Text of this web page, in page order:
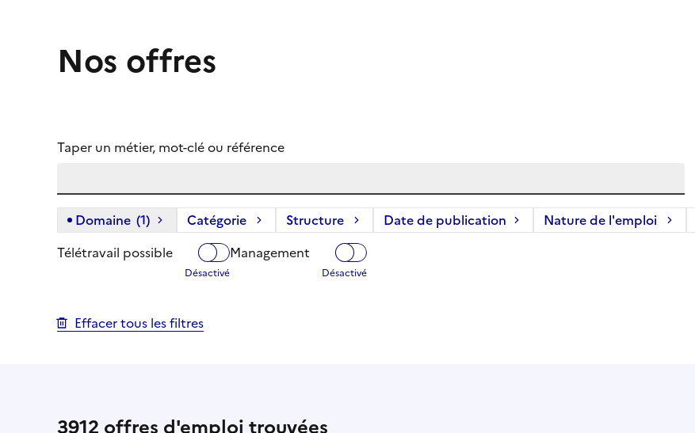
Nos offres
Taper un métier, mot-clé ou référence
Domaine (1) (1 filtre actif) :
Catégorie Structure Date de publication Nature de l'emploi
Télétravail possible
Management
Effacer tous les filtres
3912 offres d'emploi trouvées